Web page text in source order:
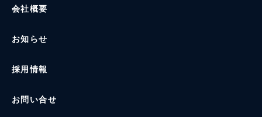
会社概要
お知らせ
採用情報
お問い合せ